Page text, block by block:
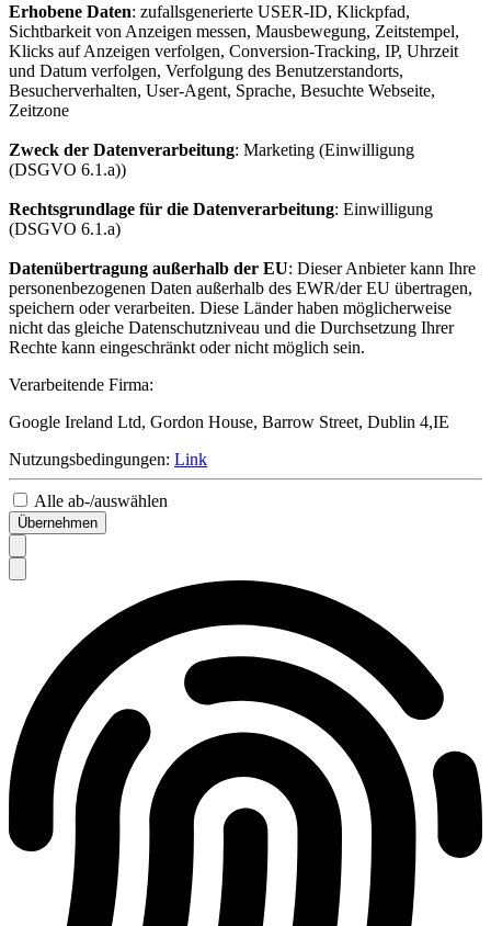
Erhobene Daten: zufallsgenerierte USER-ID, Klickpfad,
Sichtbarkeit von Anzeigen messen, Mausbewegung, Zeitstempel,
Klicks auf Anzeigen verfolgen, Conversion-Tracking, IP, Uhrzeit
und Datum verfolgen, Verfolgung des Benutzerstandorts,
Besucherverhalten, User-Agent, Sprache, Besuchte Webseite,
Zeitzone
Zweck der Datenverarbeitung: Marketing (Einwilligung
(DSGVO 6.1.a))
Rechtsgrundlage für die Datenverarbeitung: Einwilligung
(DSGVO 6.1.a)
Datenübertragung außerhalb der EU: Dieser Anbieter kann Ihre
personenbezogenen Daten außerhalb des EWR/der EU übertragen,
speichern oder verarbeiten. Diese Länder haben möglicherweise
nicht das gleiche Datenschutzniveau und die Durchsetzung Ihrer
Rechte kann eingeschränkt oder nicht möglich sein.
Verarbeitende Firma:
Google Ireland Ltd, Gordon House, Barrow Street, Dublin 4,IE
Nutzungsbedingungen: Link
Alle ab-/auswählen
Übernehmen